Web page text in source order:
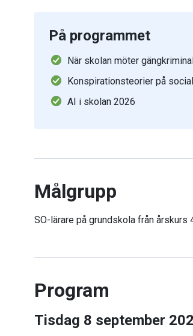
På programmet
När skolan möter
Konspirationsteorier på
AI i skolan 2026
Målgrupp
SO-lärare på grundskola från årskurs
Program
Tisdag 8 september